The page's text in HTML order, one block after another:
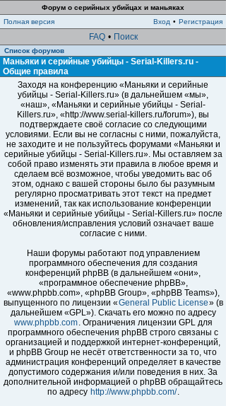
Форум о серийных убийцах и маньяках
Полная версия
Вход • Регистрация
FAQ • Поиск
Список форумов
Маньяки и серийные убийцы - Serial-Killers.ru -
Общие правила
Заходя на конференцию «Маньяки и серийные
убийцы - Serial-Killers.ru» (в дальнейшем «мы»,
«наш», «Маньяки и серийные убийцы - Serial-
Killers.ru», «http://www.serial-killers.ru/forum»), вы
подтверждаете своё согласие со следующими
условиями. Если вы не согласны с ними, пожалуйста,
не заходите и не пользуйтесь форумами «Маньяки и
серийные убийцы - Serial-Killers.ru». Мы оставляем за
собой право изменять эти правила в любое время и
сделаем всё возможное, чтобы уведомить вас об
этом, однако с вашей стороны было бы разумным
регулярно просматривать этот текст на предмет
изменений, так как использование конференции
«Маньяки и серийные убийцы - Serial-Killers.ru» после
обновления/исправления условий означает ваше
согласие с ними.
Наши форумы работают под управлением
программного обеспечения для создания
конференций phpBB (в дальнейшем «они»,
«программное обеспечение phpBB»,
«www.phpbb.com», «phpBB Group», «phpBB Teams»),
выпущенного по лицензии «General Public License» (в
дальнейшем «GPL»). Скачать его можно по адресу
www.phpbb.com. Ограничения лицензии GPL для
программного обеспечения phpBB строго связаны с
организацией и поддержкой интернет-конференций,
и phpBB Group не несёт ответственности за то, что
администрация конференций определяет в качестве
допустимого содержания и/или поведения в них. За
дополнительной информацией о phpBB обращайтесь
по адресу http://www.phpbb.com/.